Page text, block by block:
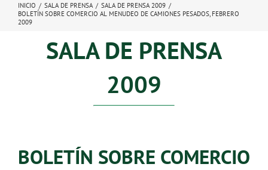
INICIO / SALA DE PRENSA / SALA DE PRENSA 2009 /
BOLETÍN SOBRE COMERCIO AL MENUDEO DE CAMIONES PESADOS, FEBRERO
2009
SALA DE PRENSA
2009
BOLETÍN SOBRE COMERCIO